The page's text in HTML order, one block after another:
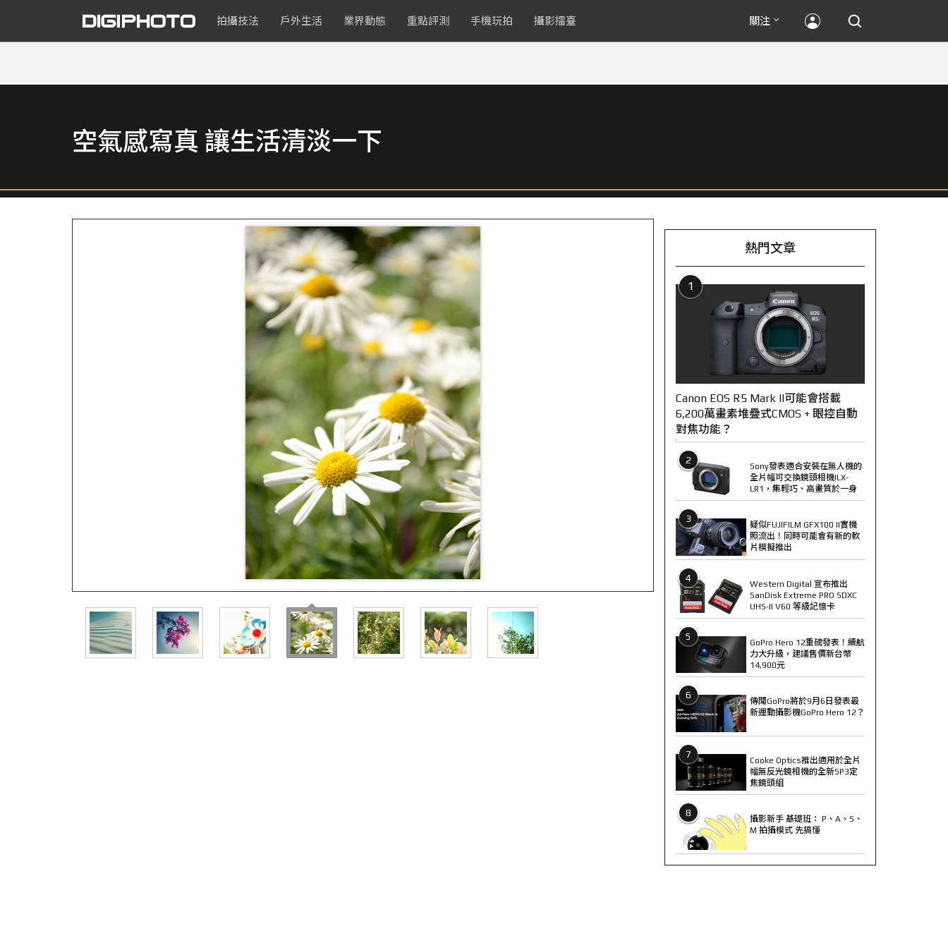
拍攝技法 戶外生活 業界動態 重點評測 手機玩拍 攝影擂臺 關注
空氣感寫真 讓生活清淡一下
熱門文章
1
Canon EOS R5 Mark II可能會搭載
6,200萬畫素堆疊式CMOS + 眼控自動
對焦功能？
2
Sony發表適合安裝在無人機的
全片幅可交換鏡頭相機ILX-
LR1，集輕巧、高畫質於一身
3
疑似FUJIFILM GFX100 II實機
照流出！同時可能會有新的軟
片模擬推出
4
Western Digital 宣布推出
SanDisk Extreme PRO SDXC
UHS-II V60 等級記憶卡
5
GoPro Hero 12重磅發表！續航
力大升級，建議售價新台幣
14,900元
6
傳聞GoPro將於9月6日發表最
新運動攝影機GoPro Hero 12？
7
Cooke Optics推出適用於全片
幅無反光鏡相機的全新SP3定
焦鏡頭組
8
攝影新手 基礎班： P、A、S、
M 拍攝模式 先搞懂